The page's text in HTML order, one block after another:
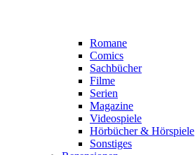
Romane
Comics
Sachbücher
Filme
Serien
Magazine
Videospiele
Hörbücher & Hörspiele
Sonstiges